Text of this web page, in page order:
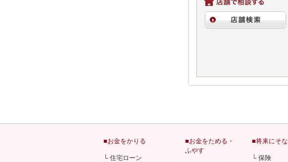
■お金をかりる
└ 住宅ローン
■お金をためる・
ふやす
■将来にそ
└ 保険